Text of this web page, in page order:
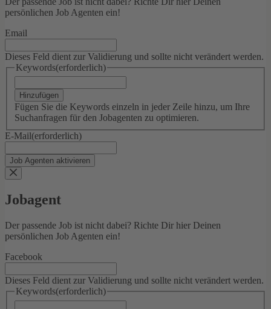
persönlichen Job Agenten ein!
Email
Dieses Feld dient zur Validierung und sollte nicht verändert werden.
Keywords(erforderlich)
Hinzufügen
Fügen Sie die Keywords einzeln in jeder Zeile hinzu, um Ihre
Suchanfragen für den Jobagenten zu optimieren.
E-Mail(erforderlich)
Jobagent
Der passende Job ist nicht dabei? Richte Dir hier Deinen
persönlichen Job Agenten ein!
Facebook
Dieses Feld dient zur Validierung und sollte nicht verändert werden.
Keywords(erforderlich)